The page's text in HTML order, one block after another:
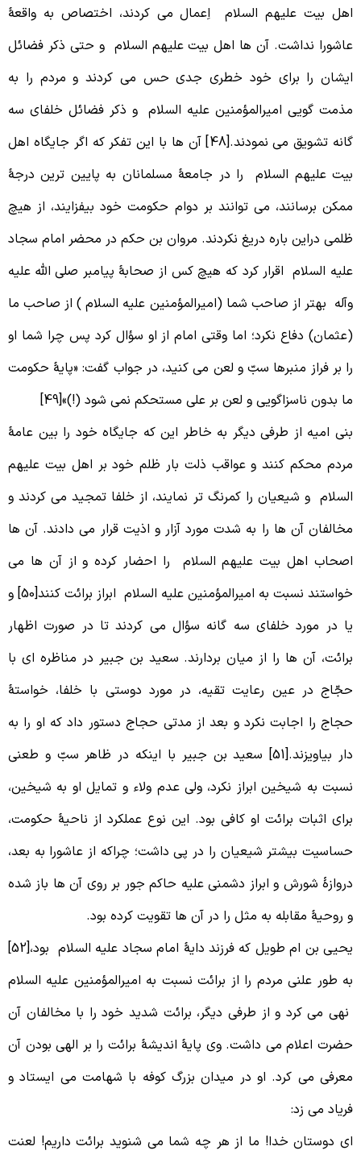
بیت علیهم السلام اِعمال می کردند، اختصاص به واقعۀ
نداشت. آن ها اهل بیت علیهم السلام و حتی ذکر فضائل
را برای خود خطری جدی حس می کردند و مردم را به
گویی امیرالمؤمنین علیه السلام و ذکر فضائل خلفای سه
گانه تشویق می نمودند.[48] آن ها با این تفکر که اگر جایگاه اهل
علیهم السلام را در جامعۀ مسلمانان به پایین ترین درجۀ
برسانند، می توانند بر دوام حکومت خود بیفزایند، از هیچ
دراین باره دریغ نکردند. مروان بن حکم در محضر امام سجاد
السلام اقرار کرد که هیچ کس از صحابۀ پیامبر صلی الله علیه
بهتر از صاحب شما (امیرالمؤمنین علیه السلام ) از صاحب ما
دفاع نکرد؛ اما وقتی امام از او سؤال کرد پس چرا شما او
بر فراز منبرها سبّ و لعن می کنید، در جواب گفت: «پایۀ حکومت
بدون ناسزاگویی و لعن بر علی مستحکم نمی شود (!)»[49]
امیه از طرفی دیگر به خاطر این که جایگاه خود را بین عامۀ
محکم کنند و عواقب ذلت بار ظلم خود بر اهل بیت علیهم
و شیعیان را کمرنگ تر نمایند، از خلفا تمجید می کردند و
آن ها را به شدت مورد آزار و اذیت قرار می دادند. آن ها
اهل بیت علیهم السلام را احضار کرده و از آن ها می
خواستند نسبت به امیرالمؤمنین علیه السلام ابراز برائت کنند[50] و
در مورد خلفای سه گانه سؤال می کردند تا در صورت اظهار
آن ها را از میان بردارند. سعید بن جبیر در مناظره ای با
در عین رعایت تقیه، در مورد دوستی با خلفا، خواستۀ
را اجابت نکرد و بعد از مدتی حجاج دستور داد که او را به
دار بیاویزند.[51] سعید بن جبیر با اینکه در ظاهر سبّ و طعنی
به شیخین ابراز نکرد، ولی عدم ولاء و تمایل او به شیخین،
اثبات برائت او کافی بود. این نوع عملکرد از ناحیۀ حکومت،
بیشتر شیعیان را در پی داشت؛ چراکه از عاشورا به بعد،
شورش و ابراز دشمنی علیه حاکم جور بر روی آن ها باز شده
روحیۀ مقابله به مثل را در آن ها تقویت کرده بود.
یحیی بن ام طویل که فرزند دایۀ امام سجاد علیه السلام بود،[52]
طور علنی مردم را از برائت نسبت به امیرالمؤمنین علیه السلام
می کرد و از طرفی دیگر، برائت شدید خود را با مخالفان آن
اعلام می داشت. وی پایۀ اندیشۀ برائت را بر الهی بودن آن
می کرد. او در میدان بزرگ کوفه با شهامت می ایستاد و
می زد:
دوستان خدا! ما از هر چه شما می شنوید برائت داریم! لعنت